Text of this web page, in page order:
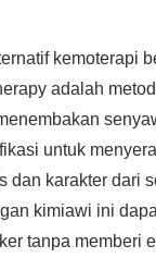
kemoterapi
adalah
untuk
dan karakter dari
kimiawi ini
tanpa memberi